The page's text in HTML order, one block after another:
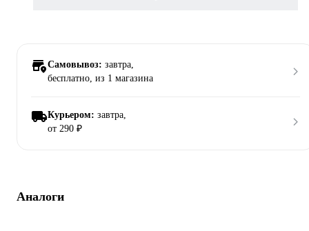
Самовывоз: завтра,
бесплатно, из 1 магазина
Курьером: завтра,
от 290 ₽
Аналоги